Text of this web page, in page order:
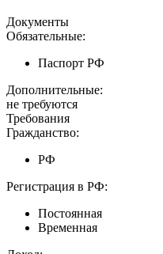
Документы
Обязательные:
Паспорт РФ
Дополнительные:
не требуются
Требования
Гражданство:
РФ
Регистрация в РФ:
Постоянная
Временная